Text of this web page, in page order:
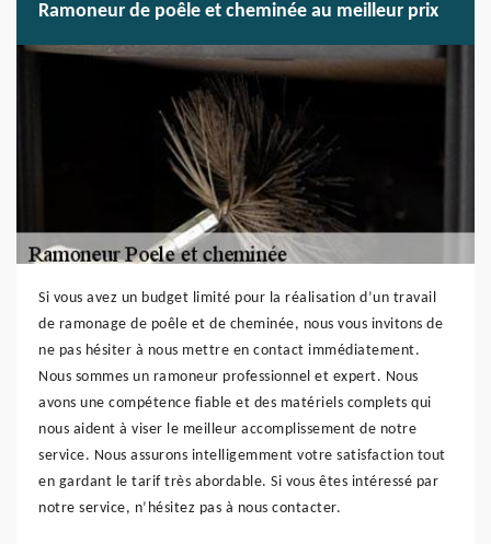
Ramoneur de poêle et cheminée au meilleur prix
Si vous avez un budget limité pour la réalisation d’un travail
de ramonage de poêle et de cheminée, nous vous invitons de
ne pas hésiter à nous mettre en contact immédiatement.
Nous sommes un ramoneur professionnel et expert. Nous
avons une compétence fiable et des matériels complets qui
nous aident à viser le meilleur accomplissement de notre
service. Nous assurons intelligemment votre satisfaction tout
en gardant le tarif très abordable. Si vous êtes intéressé par
notre service, n’hésitez pas à nous contacter.